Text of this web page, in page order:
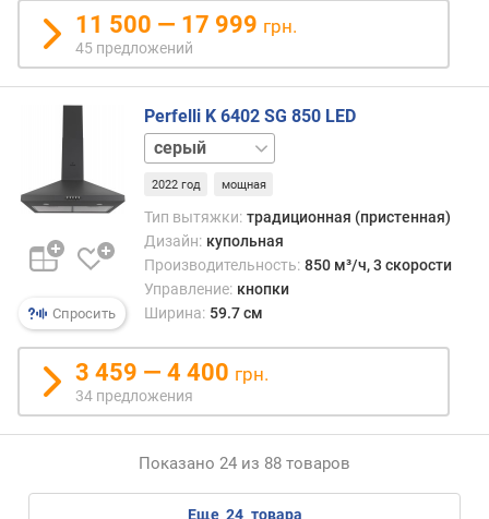
ч
в
и
г
а
е
л
е
й
к
с
11 500 — 17 999 грн.
45 предложений
Спросить
Perfelli K 6402 SG 850 LED
белый
черный
2022 год мощная
Тип вытяжки: традиционная (пристенная)
Дизайн: купольная
Производительность: 850 м³/ч, 3 скорости
Управление: кнопки
Ширина: 59.7 см
3 459 — 4 400 грн.
34 предложения
Показано 24 из 88 товаров
еще 24 товара